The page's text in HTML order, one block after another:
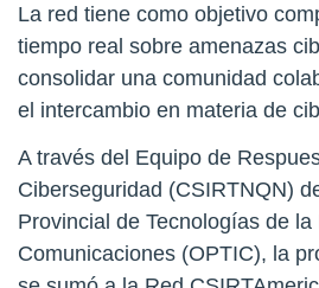
La red tiene como objetivo
tiempo real sobre amenazas
consolidar una comunidad
el intercambio en materia de
A través del Equipo de
Ciberseguridad (CSIRTNQN)
Provincial de Tecnologías de
Comunicaciones (OPTIC), la